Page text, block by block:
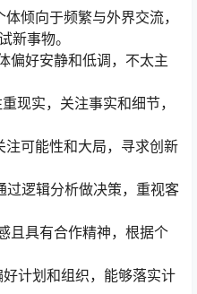
倾向于频繁与外界交流，
新事物。
偏好安静和低调，不太主
现实，关注事实和细节，
可能性和大局，寻求创新
逻辑分析做决策，重视客
且具有合作精神，根据个
计划和组织，能够落实计